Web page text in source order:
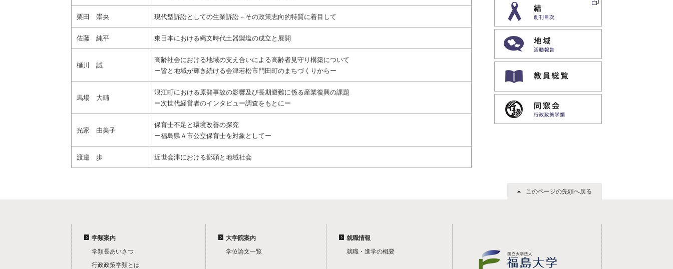
栗田 崇央 現代型訴訟としての生業訴訟－その政策志向的特質に着目して
佐藤 純平 東日本における縄文時代土器製塩の成立と展開
樋川 誠
高齢社会における地域の支え合いによる高齢者見守り構築について
ー皆と地域が輝き続ける会津若松市門田町のまちづくりからー
馬場 大輔
浪江町における原発事故の影響及び長期避難に係る産業復興の課題
ー次世代経営者のインタビュー調査をもとにー
光家 由美子
保育士不足と環境改善の探究
ー福島県Ａ市公立保育士を対象としてー
渡邉 歩 近世会津における郷頭と地域社会
このページの先頭へ戻る
学類案内
学類長あいさつ
行政政策学類とは
大学院案内
学位論文一覧
就職情報
就職・進学の概要 福島大学 行政政策学類